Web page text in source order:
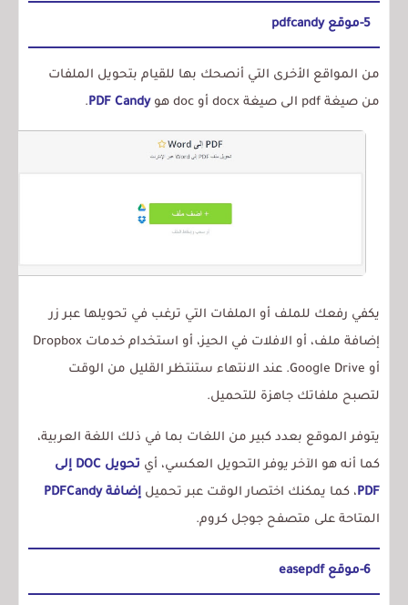
5-موقع pdfcandy
من المواقع الأخرى التي أنصحك بها للقيام بتحويل الملفات
من صيغة pdf الى صيغة docx أو doc هو
PDF Candy
.
يكفي رفعك للملف أو الملفات التي ترغب في تحويلها عبر زر
إضافة ملف، أو الافلات في الحيز، أو استخدام خدمات Dropbox
أو Google Drive.
عند الانتهاء ستنتظر القليل من الوقت
لتصبح ملفاتك جاهزة للتحميل.
يتوفر الموقع بعدد كبير من اللغات بما في ذلك اللغة العربية،
كما أنه هو الآخر يوفر التحويل العكسي، أي
تحويل DOC إلى
PDF، كما يمكنك اختصار الوقت عبر تحميل إضافة PDFCandy
المتاحة على متصفح جوجل كروم.
6-موقع easepdf